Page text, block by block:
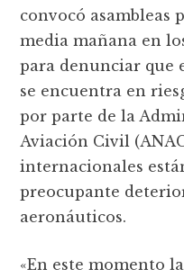
convocó asambleas
media mañana en
para denunciar que
se encuentra en
por parte de la
Aviación Civil
internacionales
preocupante
aeronáuticos.
«En este momento